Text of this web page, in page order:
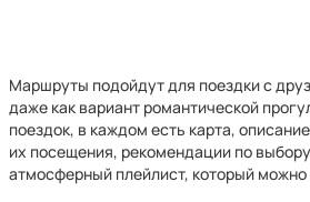
Маршруты подойдут для поездки с
даже как вариант романтической
поездок, в каждом есть карта,
их посещения, рекомендации по
атмосферный плейлист, который можно